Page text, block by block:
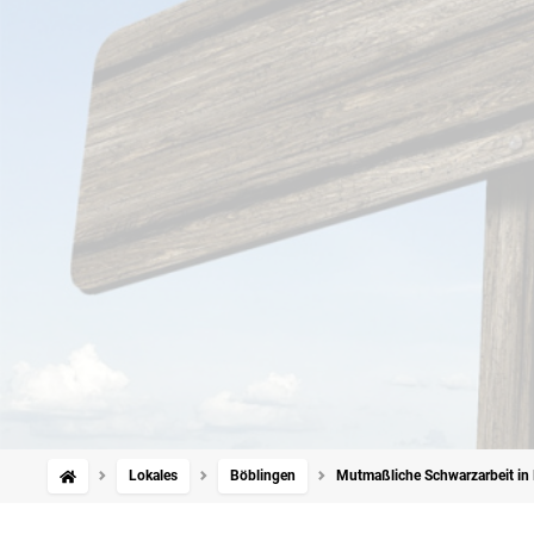
Lokales Böblingen Mutmaßliche Schwarzarbeit